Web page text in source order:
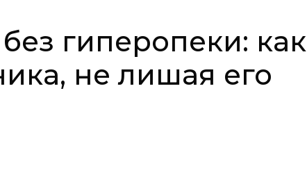
гиперопеки: как
не лишая его